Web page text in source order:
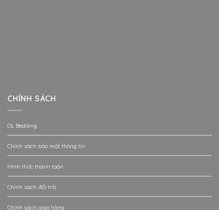
CHÍNH SÁCH
OL Bedding
Chính sách bảo mật thông tin
Hình thức thanh toán
Chính sách đổi trả
Chính sách giao hàng